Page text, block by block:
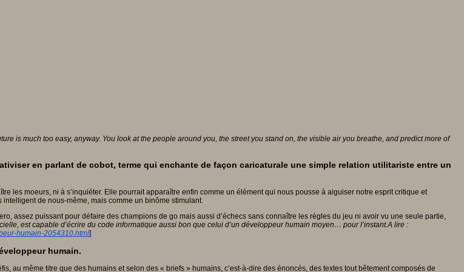
is much too easy, anyway. You look at the people around you, the street you stand on, the visible air you breathe, and predict more of
en parlant de cobot, terme qui enchante de façon caricaturale une simple relation utilitariste entre un
les moeurs, ni à s’inquiéter. Elle pourrait apparaître enfin comme un élément qui nous pousse à aiguiser notre esprit critique et
de nous-même, mais comme un binôme stimulant.
assez puissant pour défaire des champions de go mais aussi d’échecs sans connaître les règles du jeu ni avoir vu une seule partie,
est capable d’écrire du code informatique aussi bon que celui d’un développeur humain moyen… pour l’instant.A lire :
humain-2054310.html]
humain.
au même titre que des humains et selon des « briefs » humains, c’est-à-dire des énoncés, des textes tout bêtement composés de